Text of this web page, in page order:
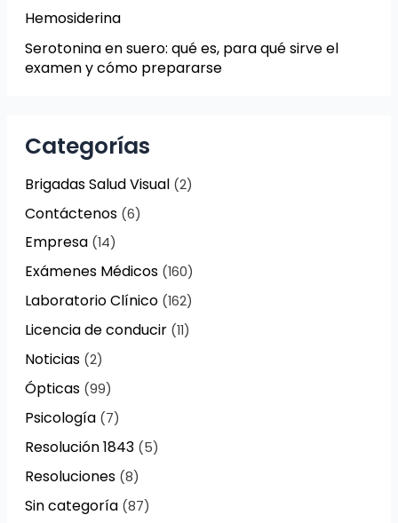
Hemosiderina
Serotonina en suero: qué es, para qué sirve el
examen y cómo prepararse
Categorías
Brigadas Salud Visual(2)
Contáctenos(6)
Empresa(14)
Exámenes Médicos(160)
Laboratorio Clínico(162)
Licencia de conducir(11)
Noticias(2)
Ópticas(99)
Psicología(7)
Resolución 1843(5)
Resoluciones(8)
Sin categoría(87)